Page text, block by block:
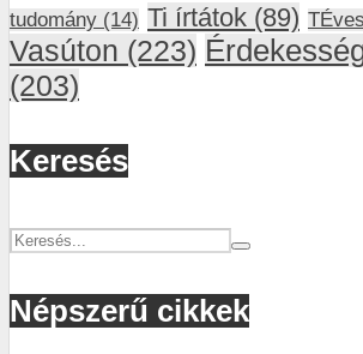
tudomány (14) Ti írtátok (89)
Vasúton (223)
(203)
Keresés
Népszerű cikkek